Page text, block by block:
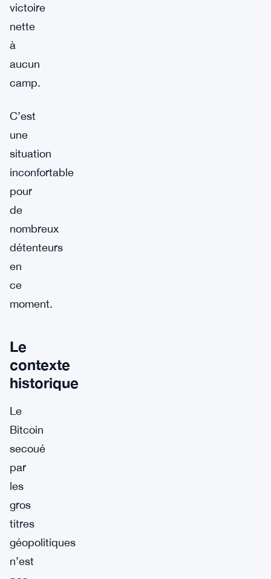
victoire
nette
à
aucun
camp.
C’est
une
situation
inconfortable
pour
de
nombreux
détenteurs
en
ce
moment.
Le
contexte
historique
Le
Bitcoin
secoué
par
les
gros
titres
géopolitiques
n’est